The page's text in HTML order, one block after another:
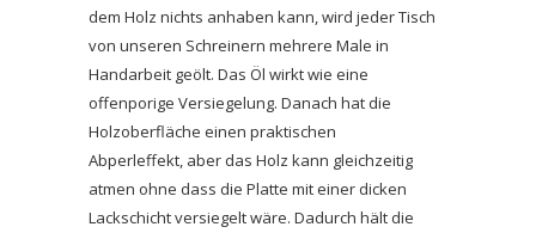
dem Holz nichts anhaben kann, wird jeder Tisch
von unseren Schreinern mehrere Male in
Handarbeit geölt. Das Öl wirkt wie eine
offenporige Versiegelung. Danach hat die
Holzoberfläche einen praktischen
Abperleffekt, aber das Holz kann gleichzeitig
atmen ohne dass die Platte mit einer dicken
Lackschicht versiegeltwäre. Dadurch hält die